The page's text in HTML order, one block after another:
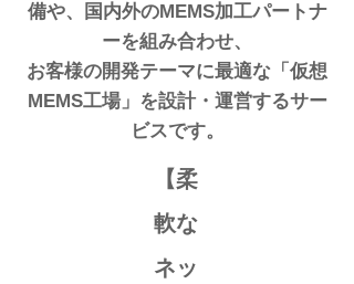
備や、国内外のMEMS加工パートナ
ーを組み合わせ、
お客様の開発テーマに最適な「仮想
MEMS工場」を設計・運営するサー
ビスです。
【柔
軟な
ネッ